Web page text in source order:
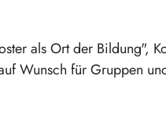
als Ort der Bildung",
Wunsch für Gruppen